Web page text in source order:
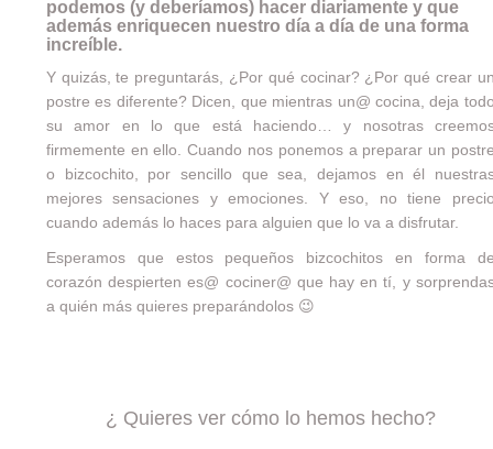
podemos (y deberíamos) hacer diariamente y que
además enriquecen nuestro día a día de una forma
increíble.
Y quizás, te preguntarás, ¿Por qué cocinar? ¿Por qué crear
postre es diferente? Dicen, que mientras un@ cocina, deja
su amor en lo que está haciendo… y nosotras
firmemente en ello. Cuando nos ponemos a preparar un
o bizcochito, por sencillo que sea, dejamos en él
mejores sensaciones y emociones. Y eso, no tiene
cuando además lo haces para alguien que lo va a disfrutar.
Esperamos que estos pequeños bizcochitos en forma
corazón despierten es@ cociner@ que hay en tí, y
a quién más quieres preparándolos 😉
¿ Quieres ver cómo lo hemos hecho?